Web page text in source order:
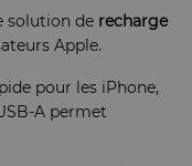
solution de recharge
Apple.
pour les iPhone,
A permet